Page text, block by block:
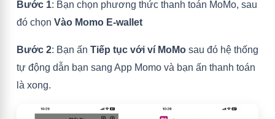
Bước 1: Bạn chọn phương thức thanh toán MoMo, sau
đó chọn Vào Momo E-wallet
Bước 2: Bạn ấn Tiếp tục với ví MoMo sau đó hệ thống
tự động dẫn bạn sang App Momo và bạn ấn thanh toán
là xong.